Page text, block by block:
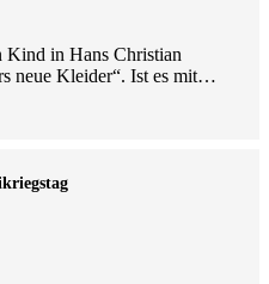
Kind in Hans Christian
neue Kleider“. Ist es mit…